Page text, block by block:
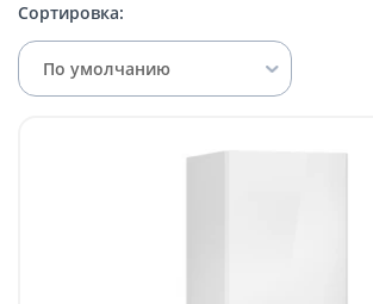
Сортировка:
По умолчанию